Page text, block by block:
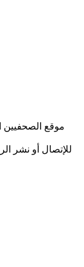
موقع الصحفيين